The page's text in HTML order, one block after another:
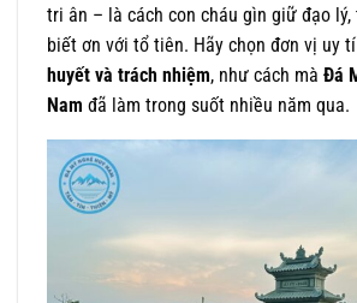
tri ân – là cách con cháu gìn giữ đạo
biết ơn với tổ tiên. Hãy chọn đơn vị uy
huyết và trách nhiệm, như cách mà Đá
Nam đã làm trong suốt nhiều năm qua.